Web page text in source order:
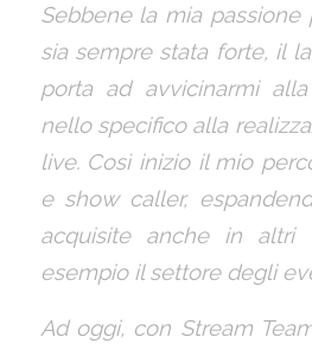
Sebbene la mia
sia sempre stata forte, il
porta ad avvicinarmi
nello specifico alla
live. Così inizio il mio
e show caller,
acquisite anche in altri
esempio il settore degli
Ad oggi, con Stream